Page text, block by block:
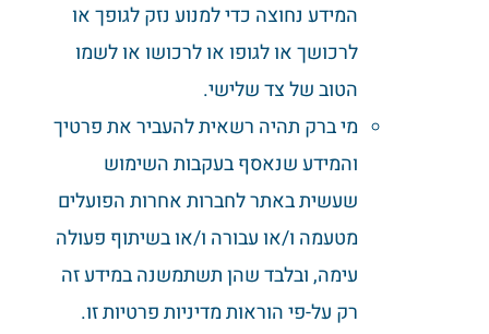
המידע נחוצה כדי למנוע נזק לגופך או
לרכושך או לגופו או לרכושו או לשמו
הטוב של צד שלישי.
מי ברק תהיה רשאית להעביר את פרטיך
והמידע שנאסף בעקבות השימוש
שעשית באתר לחברות אחרות הפועלים
מטעמה ו/או עבורה ו/או בשיתוף פעולה
עימה, ובלבד שהן תשתמשנה במידע זה
רק על-פי הוראות מדיניות פרטיות זו.